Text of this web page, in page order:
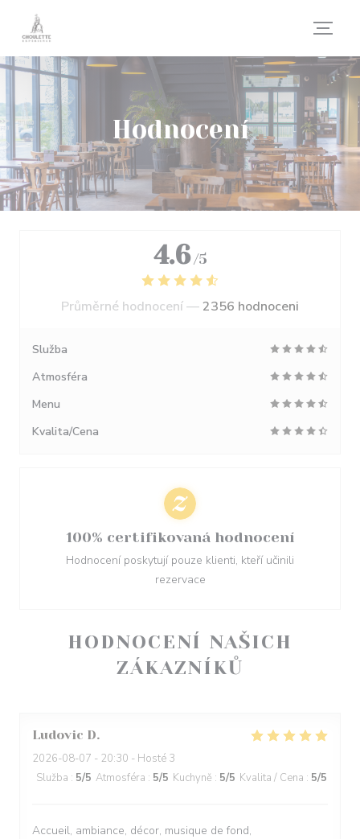
Panel pro správu cookies
Hodnocení
HODNOCENÍ NAŠICH
ZÁKAZNÍKŮ
Ludovic D
2026-08-07 - 20:30 - Hosté 3
Služba : 5/5 Atmosféra : 5/5 Kuchyně : 5/5 Kvalita / Cena : 5/5
Accueil, ambiance, décor, musique de fond,
4.6 /5
Průměrné hodnocení —2356 hodnoceni
Služba
Atmosféra
Menu
Kvalita/Cena
100% certifikovaná hodnocení
Hodnocení poskytují pouze klienti, kteří učinili
rezervace